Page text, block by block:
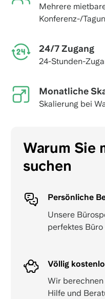
Mehrere
Konferenz-/
24/7 Zugang
24-Stunden-
Monatliche
Skalierung bei
Warum Sie
suchen
Persönliche
Unsere
perfektes Büro
Völlig
Wir berechnen
Hilfe und